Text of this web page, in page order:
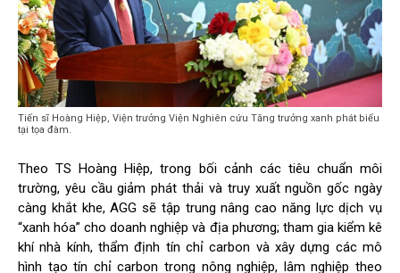
Tiến sĩ Hoàng Hiệp, Viện trưởng Viện Nghiên cứu Tăng trưởng xanh phát biểu
tại tọa đàm.
Theo TS Hoàng Hiệp, trong bối cảnh các tiêu chuẩn môi
trường, yêu cầu giảm phát thải và truy xuất nguồn gốc ngày
càng khắt khe, AGG sẽ tập trung nâng cao năng lực dịch vụ
“xanh hóa” cho doanh nghiệp và địa phương; tham gia kiểm kê
khí nhà kính, thẩm định tín chỉ carbon và xây dựng các mô
hình tạo tín chỉ carbon trong nông nghiệp, lâm nghiệp theo